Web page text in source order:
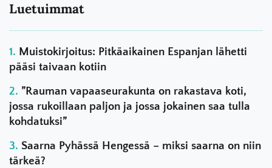
Luetuimmat
Muistokirjoitus: Pitkäaikainen Espanjan lähetti
pääsi taivaan kotiin
”Rauman vapaaseurakunta on rakastava koti,
jossa rukoillaan paljon ja jossa jokainen saa tulla
kohdatuksi”
Saarna Pyhässä Hengessä – miksi saarna on niin
tärkeä?